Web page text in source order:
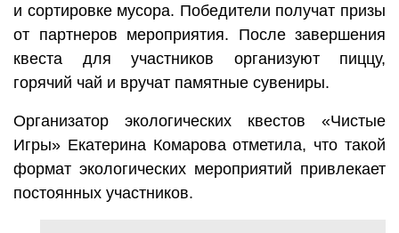
и сортировке мусора. Победители получат призы
от партнеров мероприятия. После завершения
квеста для участников организуют пиццу,
горячий чай и вручат памятные сувениры.
Организатор экологических квестов «Чистые
Игры» Екатерина Комарова отметила, что такой
формат экологических мероприятий привлекает
постоянных участников.